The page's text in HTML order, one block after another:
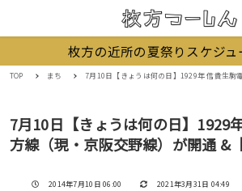
枚方の近所の夏祭りスケジ
TOP まち 7月10日【きょうは何の日】1929年 信貴生駒電鉄枚方線（現・京阪交野
7月10日【きょうは何の日】1929
方線（現・京阪交野線）が開通 &
投稿日
2014年7月10日 06:00 更新日
2021年3月31日 04:49